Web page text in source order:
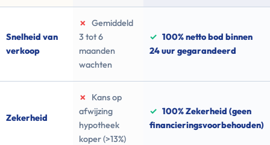
Snelheid van
verkoop
✗
Gemiddeld
3 tot 6
maanden
wachten
✓ 100% netto bod binnen
24 uur gegarandeerd
Zekerheid
✗
Kans op
afwijzing
hypotheek
koper (>13%)
✓ 100% Zekerheid (geen
financieringsvoorbehouden)